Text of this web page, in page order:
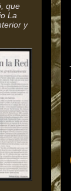
que
La
y